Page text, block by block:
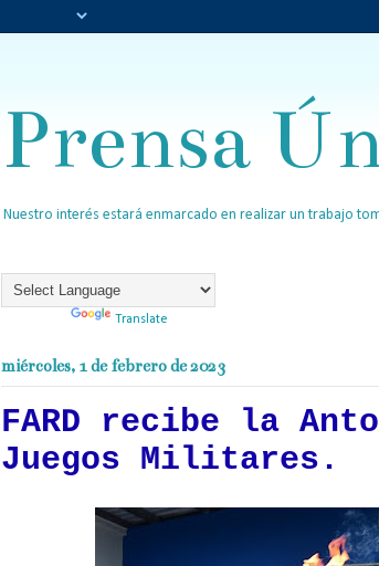
Prensa
Nuestro interés estará enmarcado en realizar un trabajo
Translate
miércoles, 1 de febrero de 2023
FARD recibe la
Juegos Militares.